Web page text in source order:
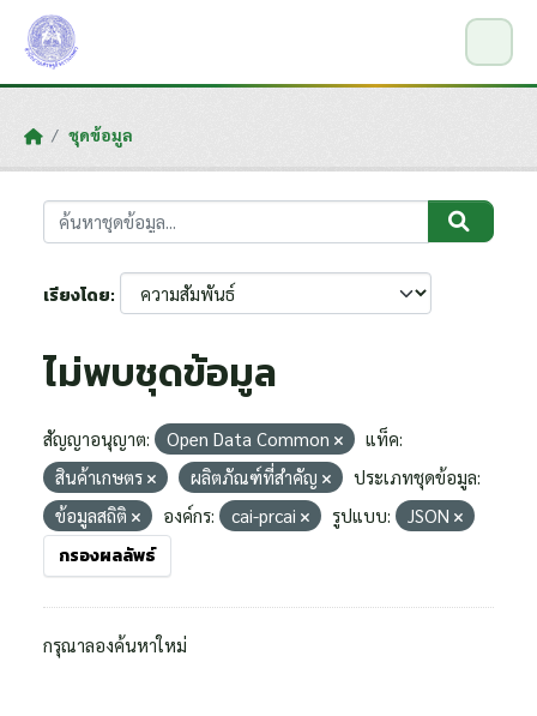
Skip to main content
ชุดข้อมูล
เรียงโดย
ไม่พบชุดข้อมูล
สัญญาอนุญาต: Open Data Common
แท็ค:
สินค้าเกษตร
ผลิตภัณฑ์ที่สำคัญ
ประเภทชุดข้อมูล:
ข้อมูลสถิติ
องค์กร: cai-prcai รูปแบบ: JSON
กรองผลลัพธ์
กรุณาลองค้นหาใหม่